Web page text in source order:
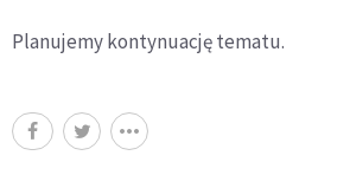
Planujemy kontynuację tematu.